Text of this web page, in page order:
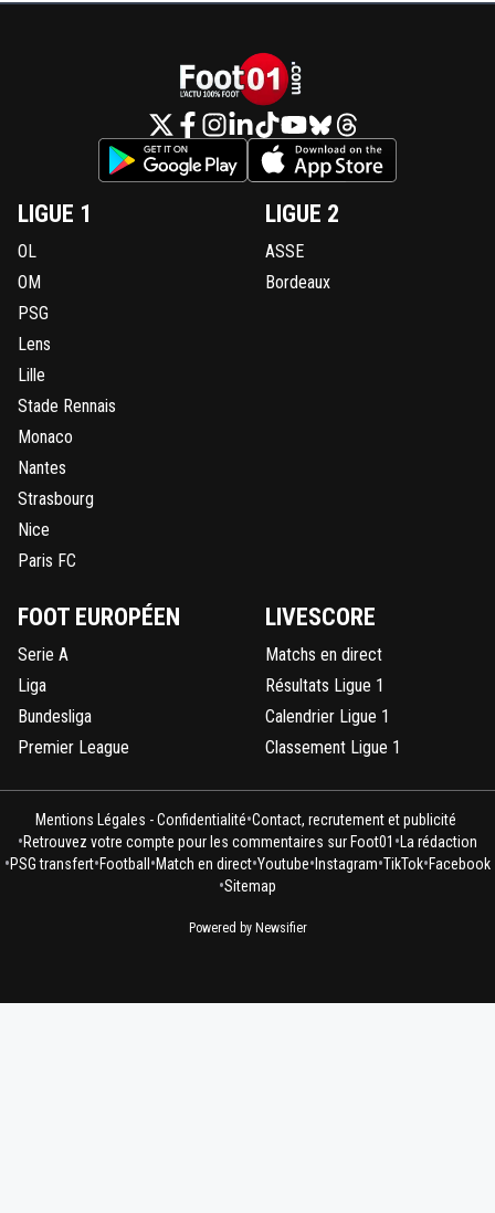
LIGUE 1
OL
OM
PSG
Lens
Lille
Stade Rennais
Monaco
Nantes
Strasbourg
Nice
Paris FC
LIGUE 2
ASSE
Bordeaux
FOOT EUROPÉEN
Serie A
Liga
Bundesliga
Premier League
LIVESCORE
Matchs en direct
Résultats Ligue 1
Calendrier Ligue 1
Classement Ligue 1
Mentions Légales - Confidentialité•Contact, recrutement et publicité
•Retrouvez votre compte pour les commentaires sur Foot01 • La rédaction
•PSG transfert•Football •Match en direct•Youtube• Instagram•TikTok•Facebook
•Sitemap
Powered by Newsifier